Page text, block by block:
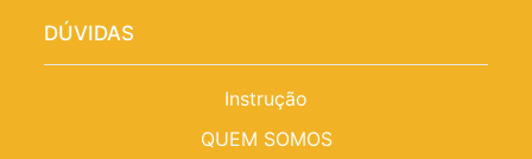
DÚVIDAS
Instrução
QUEM SOMOS